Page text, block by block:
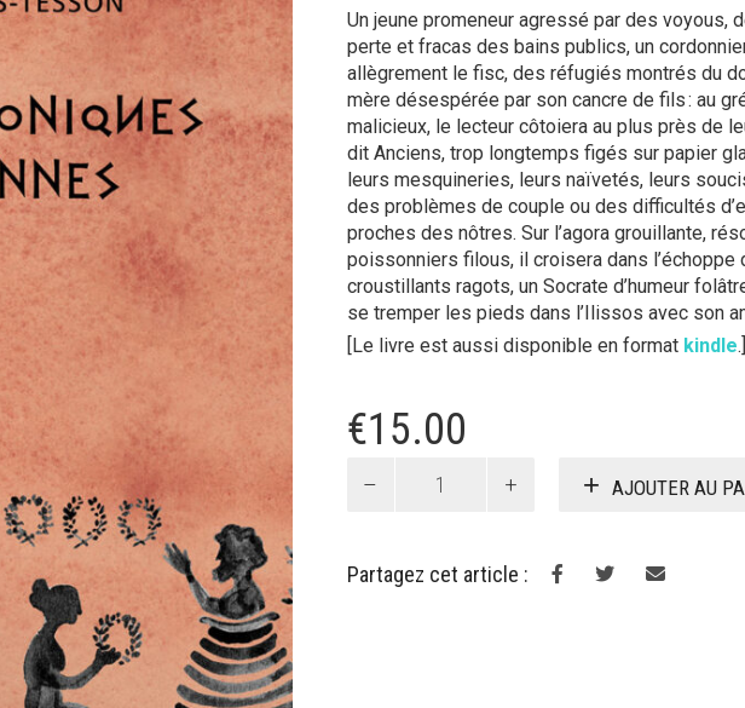
Un jeune promeneur agressé par des voyous,
perte et fracas des bains publics, un
allègrement le fisc, des réfugiés montrés du
mère désespérée par son cancre de fils : au
malicieux, le lecteur côtoiera au plus près de
dit Anciens, trop longtemps figés sur papier
leurs mesquineries, leurs naïvetés, leurs
des problèmes de couple ou des difficultés
proches des nôtres. Sur l’agora grouillante,
poissonniers filous, il croisera dans l’échoppe
croustillants ragots, un Socrate d’humeur
se tremper les pieds dans l’Ilissos avec son
[Le livre est aussi disponible en format kindle.]
€15.00
Athéniennes
AJOUTER AU
Partagez cet article :